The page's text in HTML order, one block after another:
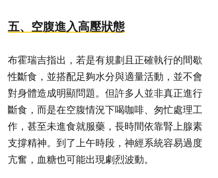
五、空腹進入高壓狀態
布霍瑞吉指出，若是有規劃且正確執行的間歇
性斷食，並搭配足夠水分與適量活動，並不會
對身體造成明顯問題。但許多人並非真正進行
斷食，而是在空腹情況下喝咖啡、匆忙處理工
作，甚至未進食就服藥，長時間依靠腎上腺素
支撐精神。到了上午時段，神經系統容易過度
亢奮，血糖也可能出現劇烈波動。